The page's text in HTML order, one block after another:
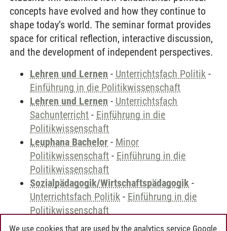
concepts have evolved and how they continue to
shape today’s world. The seminar format provides
space for critical reflection, interactive discussion,
and the development of independent perspectives.
Lehren und Lernen - Unterrichtsfach Politik -
Einführung in die Politikwissenschaft
Lehren und Lernen - Unterrichtsfach
Sachunterricht - Einführung in die
Politikwissenschaft
Leuphana Bachelor - Minor
Politikwissenschaft - Einführung in die
Politikwissenschaft
Sozialpädagogik/Wirtschaftspädagogik -
Unterrichtsfach Politik - Einführung in die
Politikwissenschaft
We use cookies that are used by the analytics service Google